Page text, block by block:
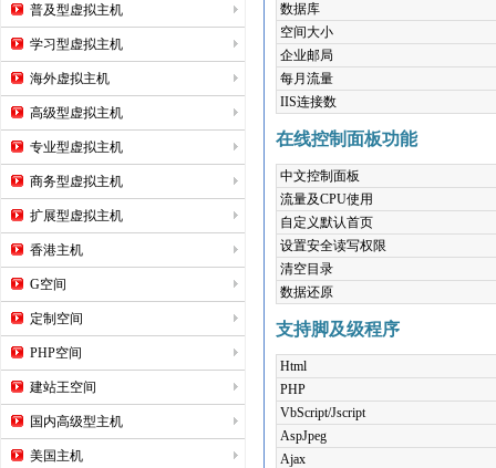
普及型虚拟主机
学习型虚拟主机
海外虚拟主机
高级型虚拟主机
专业型虚拟主机
商务型虚拟主机
扩展型虚拟主机
香港主机
G空间
定制空间
PHP空间
建站王空间
国内高级型主机
美国主机
数据库
空间大小
企业邮局
每月流量
IIS连接数
在线控制面板功能
中文控制面板
流量及CPU使用
自定义默认首页
设置安全读写权限
清空目录
数据还原
支持脚及级程序
Html
PHP
VbScript/Jscript
AspJpeg
Ajax